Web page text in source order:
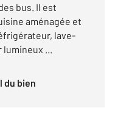
bus. Il est
aménagée et
lave-
...
du bien